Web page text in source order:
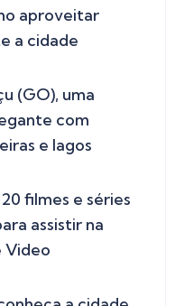
aproveitar
a cidade
(GO), uma
com
e lagos
filmes e séries
assistir na
Video